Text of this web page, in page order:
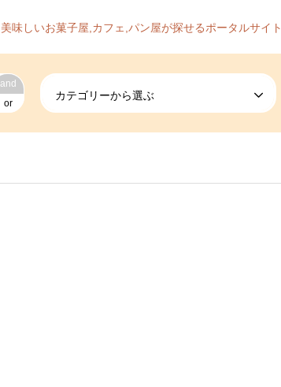
美味しいお菓子屋,カフェ,パン屋が探せるポータルサイト
and
or
カテゴリーから選ぶ